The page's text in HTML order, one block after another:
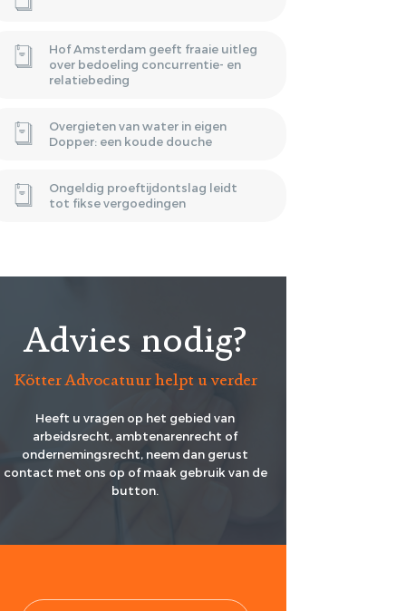
Hof Amsterdam geeft fraaie uitleg
over bedoeling concurrentie- en
relatiebeding
Overgieten van water in eigen
Dopper: een koude douche
Ongeldig proeftijdontslag leidt
tot fikse vergoedingen
Advies nodig?
Kötter Advocatuur helpt u verder
Heeft u vragen op het gebied van
arbeidsrecht, ambtenarenrecht of
ondernemingsrecht, neem dan gerust
contact met ons op of maak gebruik van de
button.